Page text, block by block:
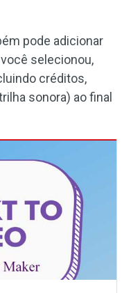
pode adicionar
selecionou,
créditos,
sonora) ao final